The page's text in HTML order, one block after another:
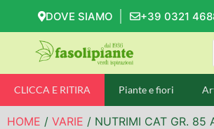
DOVE SIAMO +39 0321
CLICCA E RITIRA Piante e fiori
HOME / VARIE / NUTRIMI CAT GR. 85